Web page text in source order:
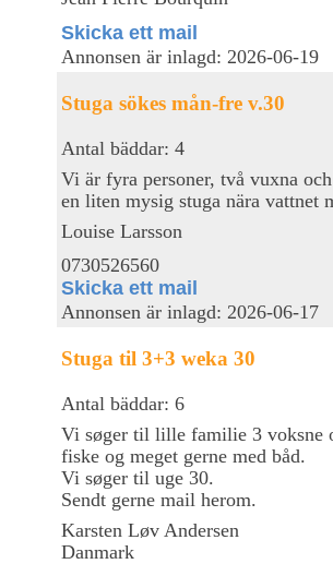
Skicka ett mail
Annonsen är inlagd: 2026-06-19
Stuga sökes mån-fre v.30
Antal bäddar: 4
Vi är fyra personer, två vuxna
en liten mysig stuga nära vattnet
Louise Larsson
0730526560
Skicka ett mail
Annonsen är inlagd: 2026-06-17
Stuga til 3+3 weka 30
Antal bäddar: 6
Vi søger til lille familie 3 voksne
fiske og meget gerne med båd.
Vi søger til uge 30.
Sendt gerne mail herom.
Karsten Løv Andersen
Danmark